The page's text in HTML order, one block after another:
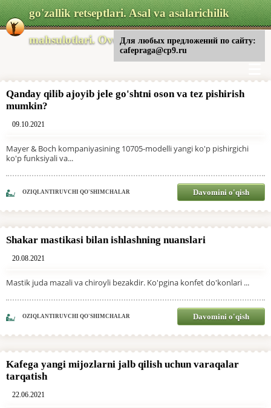
go'zallik retseptlari. Asal va asalarichilik
mahsulotlari. Ovqat
Qanday qilib ajoyib jele go'shtni oson va tez pishirish
mumkin?
09.10.2021
Mayer & Boch kompaniyasining 10705-modelli yangi ko'p pishirgichi
ko'p funksiyali va...
OZIQLANTIRUVCHI QO'SHIMCHALAR Davomini o'qish
Shakar mastikasi bilan ishlashning nuanslari
20.08.2021
Mastik juda mazali va chiroyli bezakdir. Ko'pgina konfet do'konlari ...
OZIQLANTIRUVCHI QO'SHIMCHALAR Davomini o'qish
Kafega yangi mijozlarni jalb qilish uchun varaqalar
tarqatish
22.06.2021
Для любых предложений по сайту:
cafepraga@cp9.ru